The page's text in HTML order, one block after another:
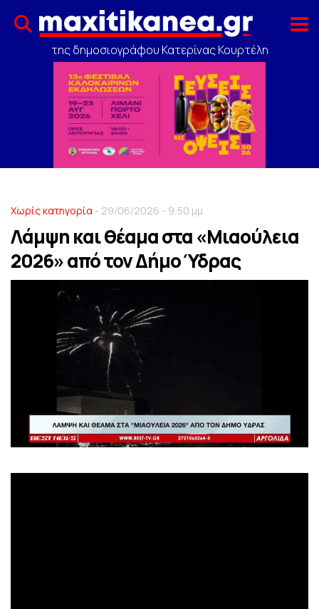
της δημοσιογράφου Κατερίνας Κουρτέλη
Χωρίς κατηγορία - 29/06/2026 - 9:50 μμ
Λάμψη και θέαμα στα «Μιαούλεια
2026» από τον Δήμο Ύδρας